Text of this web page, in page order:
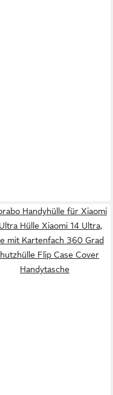
Handyhülle für Xiaomi
Hülle Xiaomi 14 Ultra,
mit Kartenfach 360 Grad
Flip Case Cover
Handytasche